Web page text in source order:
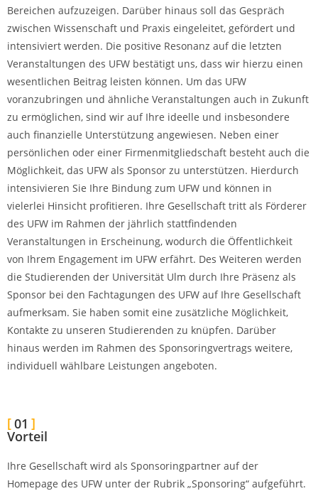
Bereichen aufzuzeigen. Darüber hinaus soll das Gespräch
zwischen Wissenschaft und Praxis eingeleitet, gefördert und
intensiviert werden. Die positive Resonanz auf die letzten
Veranstaltungen des UFW bestätigt uns, dass wir hierzu einen
wesentlichen Beitrag leisten können. Um das UFW
voranzubringen und ähnliche Veranstaltungen auch in Zukunft
zu ermöglichen, sind wir auf Ihre ideelle und insbesondere
auch finanzielle Unterstützung angewiesen. Neben einer
persönlichen oder einer Firmenmitgliedschaft besteht auch die
Möglichkeit, das UFW als Sponsor zu unterstützen. Hierdurch
intensivieren Sie Ihre Bindung zum UFW und können in
vielerlei Hinsicht profitieren. Ihre Gesellschaft tritt als Förderer
des UFW im Rahmen der jährlich stattfindenden
Veranstaltungen in Erscheinung, wodurch die Öffentlichkeit
von Ihrem Engagement im UFW erfährt. Des Weiteren werden
die Studierenden der Universität Ulm durch Ihre Präsenz als
Sponsor bei den Fachtagungen des UFW auf Ihre Gesellschaft
aufmerksam. Sie haben somit eine zusätzliche Möglichkeit,
Kontakte zu unseren Studierenden zu knüpfen. Darüber
hinaus werden im Rahmen des Sponsoringvertrags weitere,
individuell wählbare Leistungen angeboten.
01
Vorteil
Ihre Gesellschaft wird als Sponsoringpartner auf der
Homepage des UFW unter der Rubrik „Sponsoring“ aufgeführt.